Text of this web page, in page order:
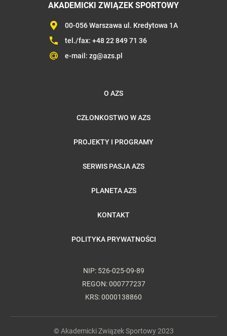
AKADEMICKI ZWIĄZEK SPORTOWY
00-056 Warszawa ul. Kredytowa 1A
tel./fax: +48 22 849 71 36
e-mail: zg@azs.pl
O AZS
CZŁONKOSTWO W AZS
PROJEKTY I PROGRAMY
SERWIS PASJA AZS
PLANETA AZS
KONTAKT
POLITYKA PRYWATNOŚCI
NIP: 526-025-09-89
REGON: 000777237
KRS: 0000138860
© Akademicki Związek Sportowy 2023